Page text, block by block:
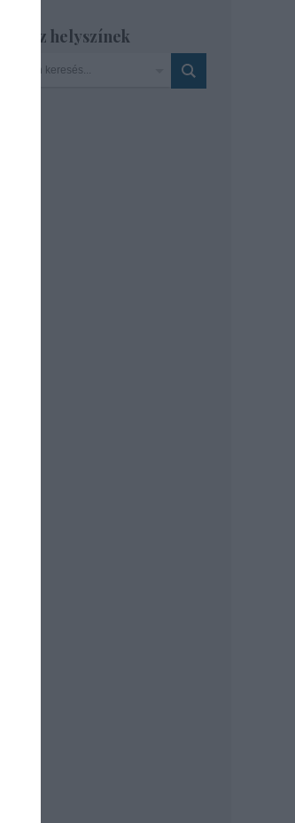
Szinház helyszínek